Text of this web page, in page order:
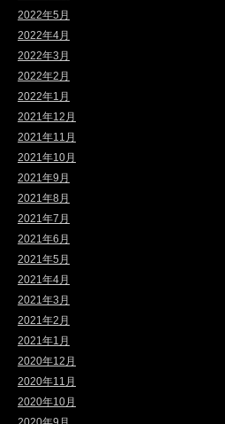
2022年5月
2022年4月
2022年3月
2022年2月
2022年1月
2021年12月
2021年11月
2021年10月
2021年9月
2021年8月
2021年7月
2021年6月
2021年5月
2021年4月
2021年3月
2021年2月
2021年1月
2020年12月
2020年11月
2020年10月